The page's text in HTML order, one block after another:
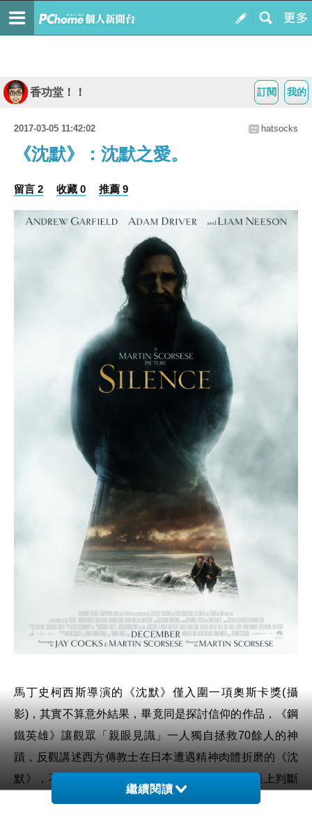
我的
訂閱
香功堂！！
2017-03-05 11:42:02 hatsocks
《沈默》：沈默之愛。
留言 2 收藏 0 推薦 9
馬丁史柯西斯導演的《沈默》僅入圍一項奧斯卡獎(攝
影)，其實不算意外結果，畢竟同是探討信仰的作品，《鋼
鐵英雄》讓觀眾「親眼見識」一人獨自拯救70餘人的神
蹟，反觀講述西方傳教士在日本遭遇精神肉體折磨的《沈
默》，不但不見神蹟，甚且我們(觀眾)無法從肉眼上判斷
主角洛特里哥神父是否從形式到精神面都全面棄教，觀眾
繼續閱讀